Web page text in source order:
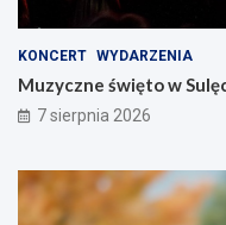
KONCERT WYDARZENIA
Muzyczne święto w
7 sierpnia 2026